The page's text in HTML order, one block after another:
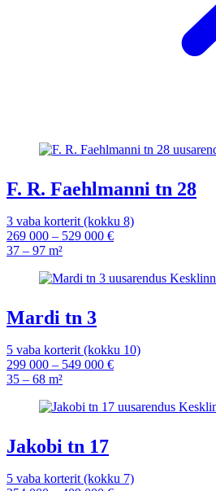
F. R. Faehlmanni tn 28
3 vaba korterit (kokku 8)
269 000 – 529 000 €
37 – 97 m²
Mardi tn 3
5 vaba korterit (kokku 10)
299 000 – 549 000 €
35 – 68 m²
Jakobi tn 17
5 vaba korterit (kokku 7)